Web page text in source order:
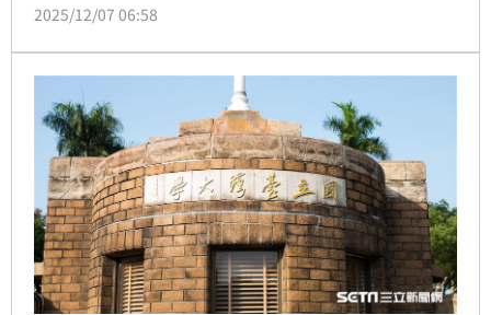
「不知道自己做什麼壞事嗎？」等。即最後更留下一
發關注。
2025/12/07 06:58